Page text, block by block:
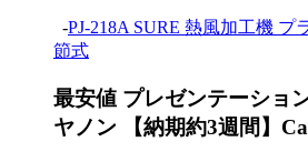
-PJ-218A SURE 熱風加工機 プ
節式
最安値 プレゼンテーショ
ヤノン 【納期約3週間】